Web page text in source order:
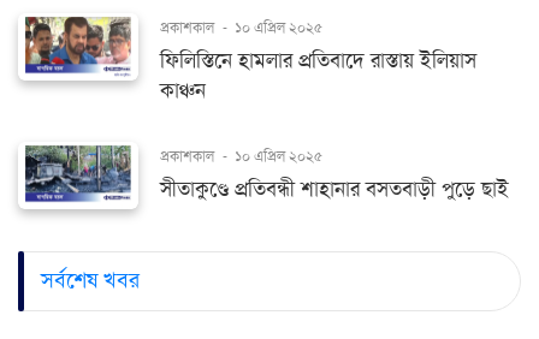
প্রকাশকাল - ১০ এপ্রিল ২০২৫
ফিলিস্তিনে হামলার প্রতিবাদে রাস্তায় ইলিয়াস
কাঞ্চন
প্রকাশকাল - ১০ এপ্রিল ২০২৫
সীতাকুণ্ডে প্রতিবন্ধী শাহানার বসতবাড়ী পুড়ে ছাই
সর্বশেষ খবর